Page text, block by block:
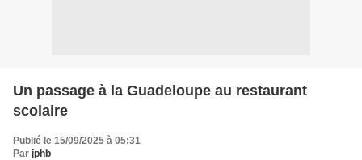
Un passage à la Guadeloupe au restaurant
scolaire
Publié le 15/09/2025 à 05:31
Par jphb